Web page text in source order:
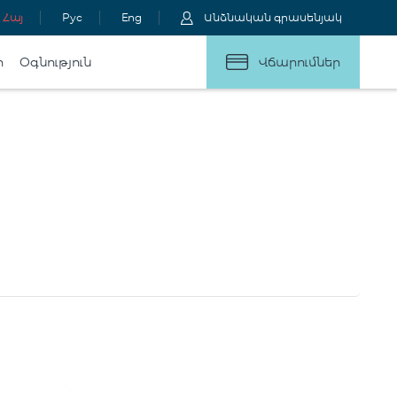
Հայ Рус Eng Անձնական գրասենյակ
Օգնություն Վճարումներ